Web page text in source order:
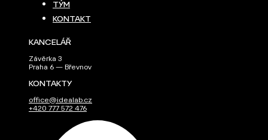
TÝM
KONTAKT
KANCELÁŘ
Závěrka 3
Praha 6 — Břevnov
KONTAKTY
office@idealab.cz
+420 777 572 476